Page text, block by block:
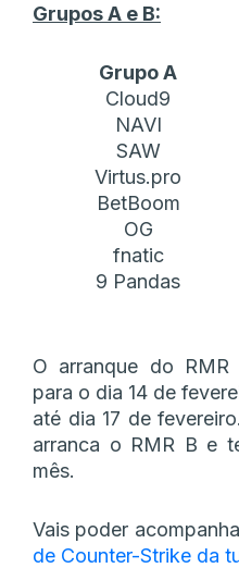
Grupos A e B:
Grupo A
Cloud9
NAVI
SAW
Virtus.pro
BetBoom
OG
fnatic
9 Pandas
O arranque do RMR
para o dia 14 de
até dia 17 de
arranca o RMR B e
mês.
Vais poder
de Counter-Strike da